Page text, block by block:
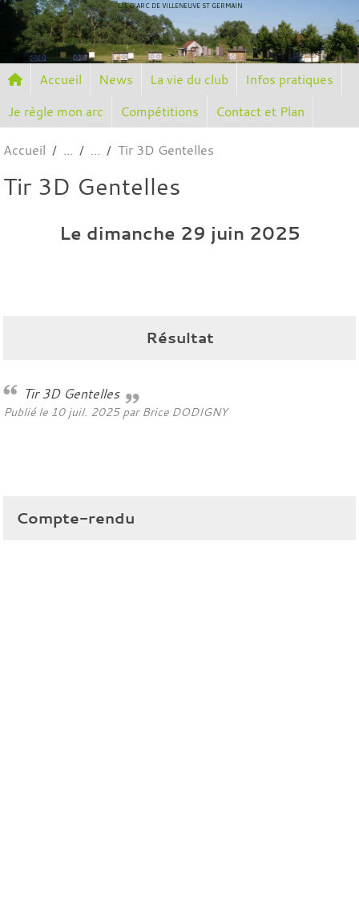
CIE D'ARC DE VILLENEUVE ST GERMAIN
Accueil News La vie du club
Infos pratiques
Je règle mon arc
Compétitions Contact et Plan
Accueil Tir 3D Gentelles
Tir 3D Gentelles
Le dimanche 29 juin 2025
Résultat
Tir 3D Gentelles
Publié le 10 juil. 2025par Brice DODIGNY
Compte-rendu
Panneau de gestion des cookies